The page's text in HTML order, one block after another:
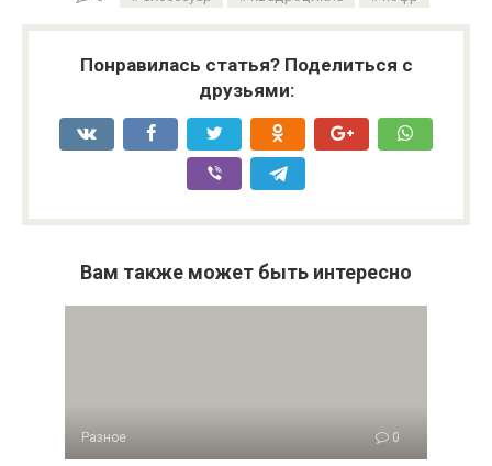
Понравилась статья? Поделиться с
друзьями:
Вам также может быть интересно
Разное 0